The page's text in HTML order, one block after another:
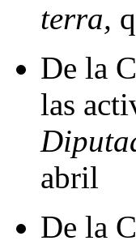
terra,
De la
las
abril
De la